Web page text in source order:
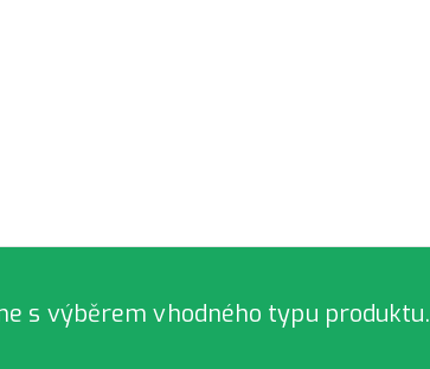
s výběrem vhodného typu produktu.